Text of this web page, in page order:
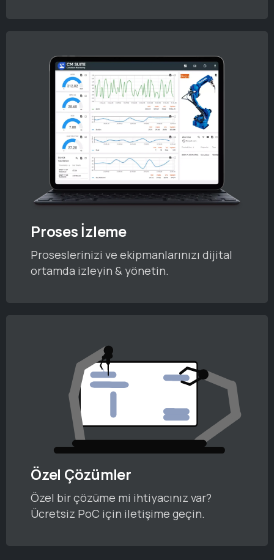
Proses İzleme
Proseslerinizi ve ekipmanlarınızı dijital
ortamda izleyin & yönetin.
Özel Çözümler
Özel bir çözüme mi ihtiyacınız var?
Ücretsiz PoC için iletişime geçin.